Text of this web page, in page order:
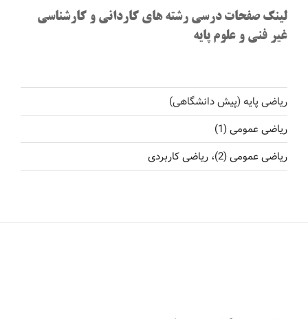
لینک صفحات درسی رشته های کاردانی و کارشناسی
غیر فنی و علوم پایه
ریاضی پایه (پیش دانشگاهی)
ریاضی عمومی (1)
ریاضی عمومی (2)، ریاضی کاربردی